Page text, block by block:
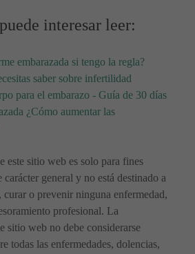
interesar leer:
embarazada si tengo la regla?
saber sobre infertilidad
para el embarazo - Guía de 30 días
¿Cómo aumentar las
sitio web es solo para fines
general y no está destinado a
curar o prevenir ninguna enfermedad,
profesional. La
sitio web no debe considerarse
todas las enfermedades, dolencias,